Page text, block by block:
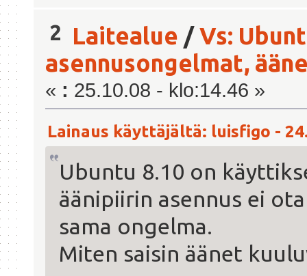
2 Laitealue /Vs:
asennusongelmat,
« : 25.10.08 - klo:14.46 »
Lainaus käyttäjältä: luisfigo -
Ubuntu 8.10 on
äänipiirin asennus ei
sama ongelma.
Miten saisin äänet